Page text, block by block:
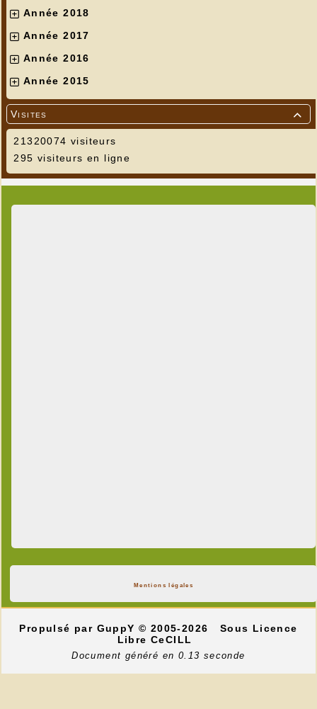
Année 2018
Année 2017
Année 2016
Année 2015

Visites
21320074 visiteurs
295 visiteurs en ligne
Mentions légales
Propulsé par GuppY© 2005-2026
Sous Licence
Libre CeCILL
Document généré en 0.13 seconde